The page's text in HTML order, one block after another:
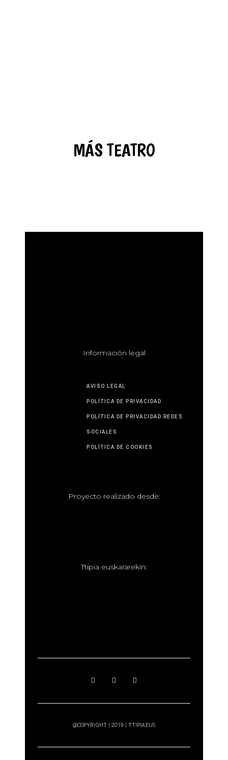
MÁS TEATRO
Información legal
AVISO LEGAL
POLÍTICA DE PRIVACIDAD
POLÍTICA DE PRIVACIDAD REDES
SOCIALES
POLÍTICA DE COOKIES
Proyecto realizado desde:
Ttipia euskararekin:
@COPYRIGHT | 2019 | TTIPIA.EUS